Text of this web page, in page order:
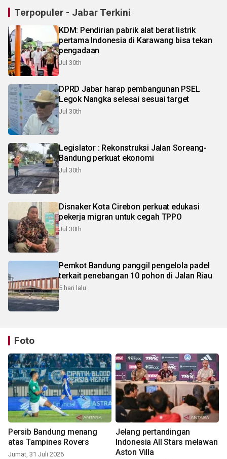
Terpopuler - Jabar Terkini
KDM: Pendirian pabrik alat berat listrik
pertama Indonesia di Karawang bisa tekan
pengadaan
Jul 30th
DPRD Jabar harap pembangunan PSEL
Legok Nangka selesai sesuai target
Jul 30th
Legislator : Rekonstruksi Jalan Soreang-
Bandung perkuat ekonomi
Jul 30th
Disnaker Kota Cirebon perkuat edukasi
pekerja migran untuk cegah TPPO
Jul 30th
Pemkot Bandung panggil pengelola padel
terkait penebangan 10 pohon di Jalan Riau
5 hari lalu
Foto
Persib Bandung menang
atas Tampines Rovers
Jumat, 31 Juli 2026
Jelang pertandingan
Indonesia All Stars melawan
Aston Villa